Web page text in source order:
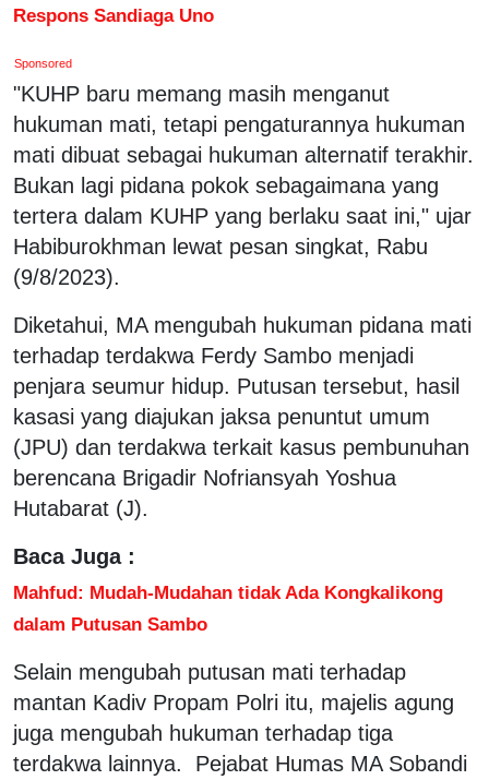
Respons Sandiaga Uno
Sponsored
"KUHP baru memang masih menganut
hukuman mati, tetapi pengaturannya hukuman
mati dibuat sebagai hukuman alternatif terakhir.
Bukan lagi pidana pokok sebagaimana yang
tertera dalam KUHP yang berlaku saat ini," ujar
Habiburokhman lewat pesan singkat, Rabu
(9/8/2023).
Diketahui, MA mengubah hukuman pidana mati
terhadap terdakwa Ferdy Sambo menjadi
penjara seumur hidup. Putusan tersebut, hasil
kasasi yang diajukan jaksa penuntut umum
(JPU) dan terdakwa terkait kasus pembunuhan
berencana Brigadir Nofriansyah Yoshua
Hutabarat (J).
Baca Juga :
Mahfud: Mudah-Mudahan tidak Ada Kongkalikong
dalam Putusan Sambo
Selain mengubah putusan mati terhadap
mantan Kadiv Propam Polri itu, majelis agung
juga mengubah hukuman terhadap tiga
terdakwa lainnya. Pejabat Humas MA Sobandi